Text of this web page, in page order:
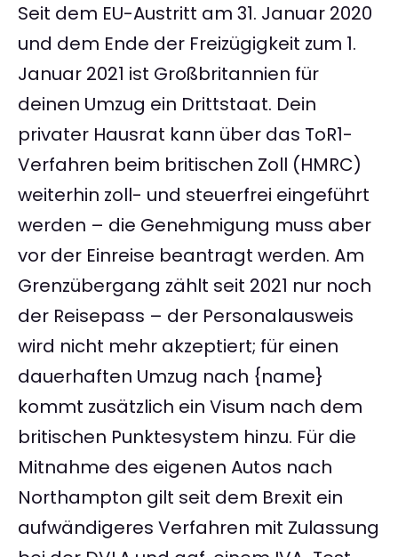
Seit dem EU-Austritt am 31. Januar 2020
und dem Ende der Freizügigkeit zum 1.
Januar 2021 ist Großbritannien für
deinen Umzug ein Drittstaat. Dein
privater Hausrat kann über das ToR1-
Verfahren beim britischen Zoll (HMRC)
weiterhin zoll- und steuerfrei eingeführt
werden – die Genehmigung muss aber
vor der Einreise beantragt werden. Am
Grenzübergang zählt seit 2021 nur noch
der Reisepass – der Personalausweis
wird nicht mehr akzeptiert; für einen
dauerhaften Umzug nach {name}
kommt zusätzlich ein Visum nach dem
britischen Punktesystem hinzu. Für die
Mitnahme des eigenen Autos nach
Northampton gilt seit dem Brexit ein
aufwändigeres Verfahren mit Zulassung